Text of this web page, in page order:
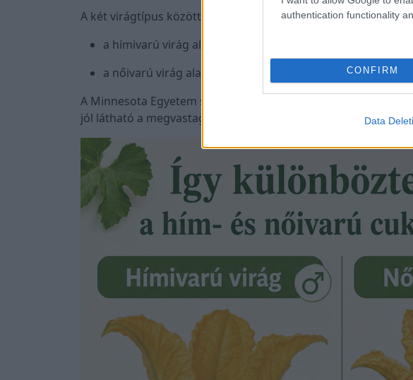
authentication functionality
CONFIRM
Data
A két virágtípus közötti legbiztosabb különbség tehát:
a hímivarú virág alatt vékony, egyenes szár található;
a nőivarú virág alatt apró cukkini alakú terméskezdemény
A Minnesota Egyetem szakértői szintén ezt a
jól látható a megvastagodott magház, míg a hímivarú virág